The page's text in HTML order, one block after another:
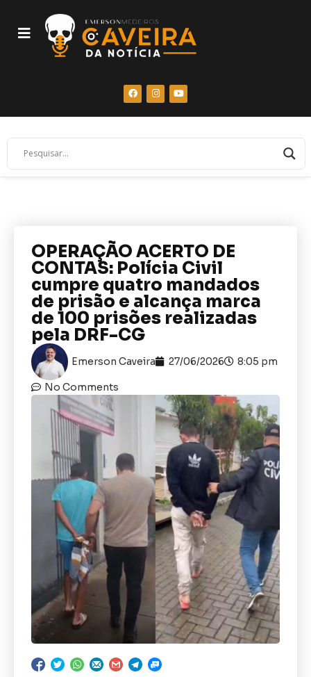
OPERAÇÃO ACERTO DE
CONTAS: Polícia Civil
cumpre quatro mandados
de prisão e alcança marca
de 100 prisões realizadas
pela DRF-CG
Emerson Caveira 27/06/2026 8:05 pm
No Comments